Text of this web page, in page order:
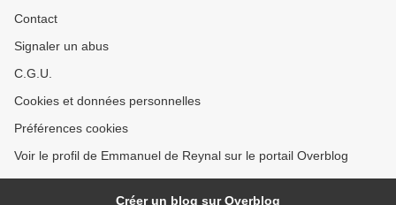
Contact
Signaler un abus
C.G.U.
Cookies et données personnelles
Préférences cookies
Voir le profil de Emmanuel de Reynal sur le portail Overblog
Créer un blog sur Overblog